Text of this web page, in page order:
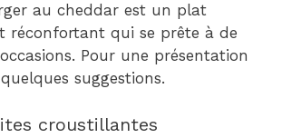
au cheddar est un plat
réconfortant qui se prête à de
Pour une présentation
suggestions.
croustillantes